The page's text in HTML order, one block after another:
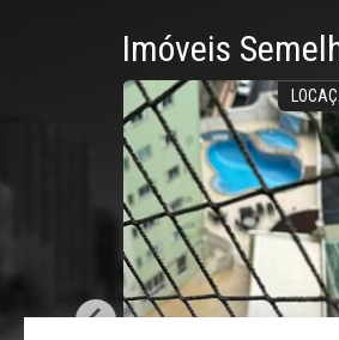
Imóveis
LOCAÇÃO